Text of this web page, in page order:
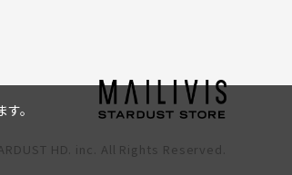
HD. inc. All Rights Reserved.
。